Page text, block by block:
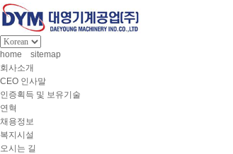
home
sitemap
회사소개
CEO 인사말
인증획득 및 보유기술
연혁
채용정보
복지시설
오시는 길